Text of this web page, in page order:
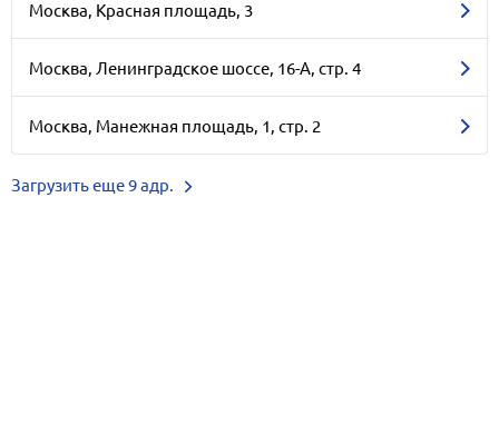
Москва, Красная площадь, 3
Москва, Ленинградское шоссе, 16-А, стр. 4
Москва, Манежная площадь, 1, стр. 2
Загрузить еще 9 адр.